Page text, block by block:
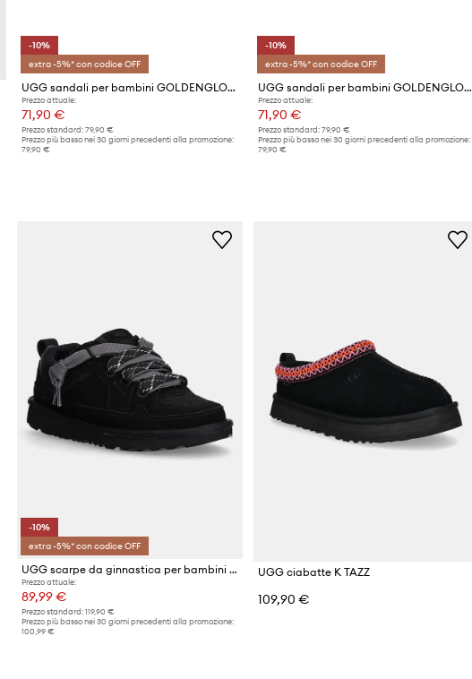
-10%
extra -5%* con codice OFF
UGG sandali per bambini GOLDENGLOW GLOSSY SPARKLES
Prezzo attuale:
71,90 €
Prezzo standard: 79,90 €
Prezzo più basso nei 30 giorni precedenti alla promozione:
79,90 €
-10%
extra -5%* con codice OFF
UGG sandali per bambini GOLDENGLOW GLOSSY SPARKLES
Prezzo attuale:
71,90 €
Prezzo standard: 79,90 €
Prezzo più basso nei 30 giorni precedenti alla promozione:
79,90 €
-10%
extra -5%* con codice OFF
UGG scarpe da ginnastica per bambini LO LOWMEL
Prezzo attuale:
89,99 €
Prezzo standard: 119,90 €
Prezzo più basso nei 30 giorni precedenti alla promozione:
100,99 €
UGG ciabatte K TAZZ
109,90 €